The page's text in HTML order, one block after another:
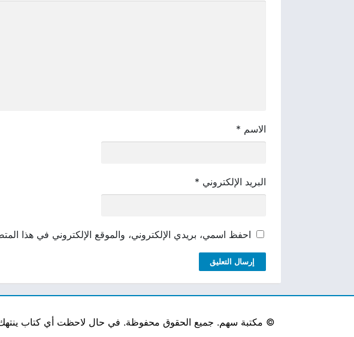
الاسم *
البريد الإلكتروني *
احفظ اسمي، بريدي الإلكتروني، والموقع الإلكتروني في هذا
© مكتبة سهم. جميع الحقوق محفوظة. في حال لاحظت أي كتاب ينتهك